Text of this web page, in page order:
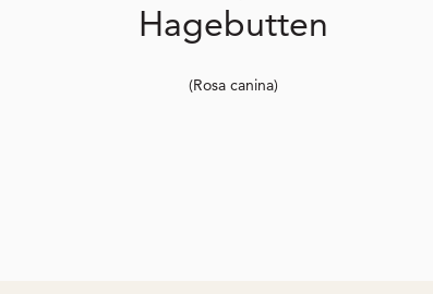
Hagebutten
(Rosa canina)